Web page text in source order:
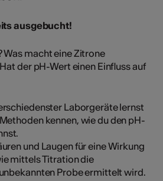
ausgebucht!
Was macht eine Zitrone
der pH-Wert einen Einfluss auf
Laborgeräte lernst
kennen, wie du den pH-
und Laugen für eine Wirkung
mittels Titration die
Probe ermittelt wird.